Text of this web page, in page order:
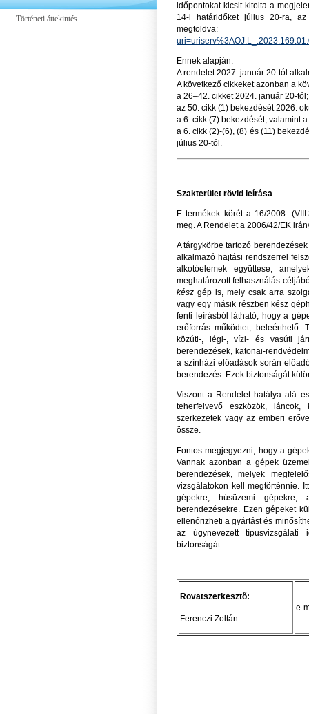
Történeti áttekintés
időpontokat kicsit kitolta a
14-i határidőket július 20-ra,
Ennek alapján:
A rendelet 2027. január 20-tól
A következő cikkeket azonban a
a 26–42. cikket 2024. január 20-tól;
az 50. cikk (1) bekezdését 2026.
a 6. cikk (7) bekezdését, valamint
a 6. cikk (2)-(6), (8) és (11)
július 20-tól.
Szakterület rövid leírása
E termékek körét a 16/2008.
meg. A Rendelet a 2006/42/EK
A tárgykörbe tartozó
alkalmazó hajtási rendszerrel
alkotóelemek együttese,
meghatározott felhasználás
kész gép is, mely csak arra
vagy egy másik részben kész
fenti leírásból látható, hogy a
erőforrás működtet, beleérthető.
közúti-, légi-, vízi- és vasúti
berendezések, katonai-
a színházi előadások során
berendezés. Ezek biztonságát
Viszont a Rendelet hatálya alá
teherfelvevő eszközök, láncok,
szerkezetek vagy az emberi
össze.
Fontos megjegyezni, hogy a
Vannak azonban a gépek
berendezések, melyek
vizsgálatokon kell megtörténnie.
gépekre, húsüzemi gépekre,
berendezésekre. Ezen gépeket
ellenőrizheti a gyártást és
az úgynevezett
biztonságát.
Rovatszerkesztő:
Ferenczi Zoltán
e-